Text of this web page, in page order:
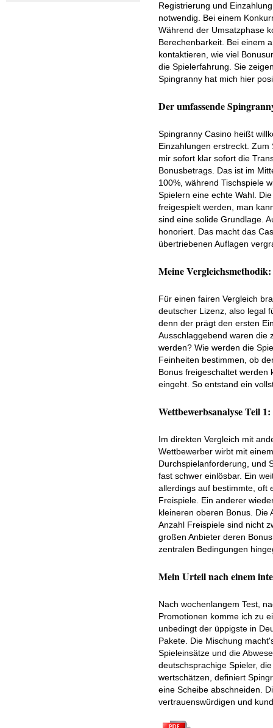
Registrierung und
notwendig. Bei einem
Während der Umsatzphase
Berechenbarkeit. Bei einem
kontaktieren, wie viel
die Spielerfahrung. Sie
Spingranny hat mich hier
Der umfassende
Spingranny Casino heißt
Einzahlungen erstreckt.
mir sofort klar sofort die
Bonusbetrags. Das ist im
100%, während Tischspiele
Spielern eine echte Wahl.
freigespielt werden, man
sind eine solide Grundlage.
honoriert. Das macht das
übertriebenen Auflagen
Meine Vergleichsmethodik:
Für einen fairen Vergleich
deutscher Lizenz, also legal
denn der prägt den ersten
Ausschlaggebend waren die
werden? Wie werden die
Feinheiten bestimmen, ob
Bonus freigeschaltet werden
eingeht. So entstand ein
Wettbewerbsanalyse Teil
Im direkten Vergleich mit
Wettbewerber wirbt mit
Durchspielanforderung, und
fast schwer einlösbar. Ein
allerdings auf bestimmte, oft
Freispiele. Ein anderer
kleineren oberen Bonus. Die
Anzahl Freispiele sind nicht
großen Anbieter deren
zentralen Bedingungen
Mein Urteil nach einem
Nach wochenlangem Test,
Promotionen komme ich zu
unbedingt der üppigste in
Pakete. Die Mischung
Spieleinsätze und die
deutschsprachige Spieler,
wertschätzen, definiert
eine Scheibe abschneiden.
vertrauenswürdigen und